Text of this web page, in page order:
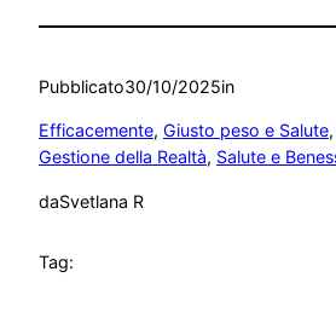
Pubblicato30/10/2025in
Efficacemente, Giusto peso e Salute,
Gestione della Realtà, Salute e
daSvetlana R
Tag: